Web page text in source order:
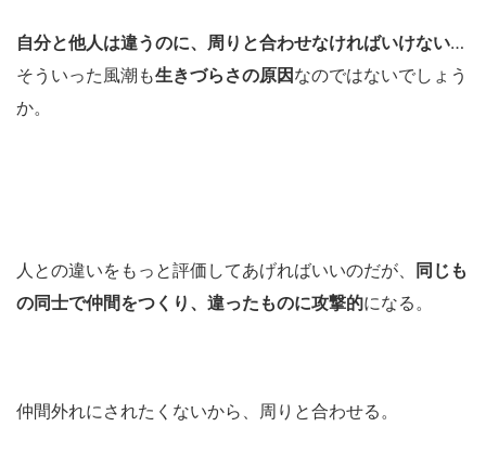
自分と他人は違うのに、周りと合わせなければいけない…
そういった風潮も生きづらさの原因 なのではないでしょう
か。
人との違いをもっと評価してあげればいいのだが、
同じも
の同士で仲間をつくり、違ったものに攻撃的になる。
仲間外れにされたくないから、周りと合わせる。